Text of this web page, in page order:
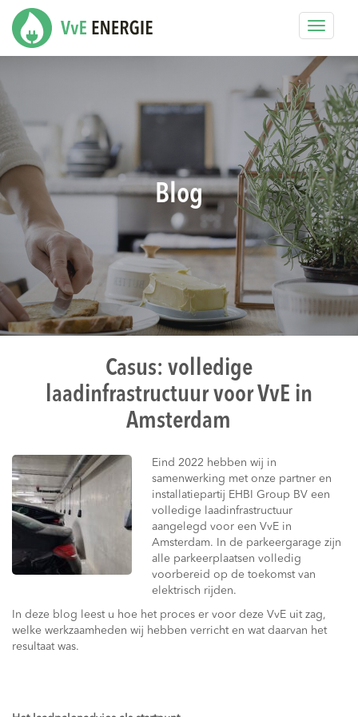
Toggle
Blog
Casus: volledige
laadinfrastructuur voor VvE in
Amsterdam
Eind 2022 hebben wij in
samenwerking met onze partner en
installatiepartij EHBI Group BV een
volledige laadinfrastructuur
aangelegd voor een VvE in
Amsterdam. In de parkeergarage zijn
alle parkeerplaatsen volledig
voorbereid op de toekomst van
elektrisch rijden.
In deze blog leest u hoe het proces er voor deze VvE uit zag,
welke werkzaamheden wij hebben verricht en wat daarvan het
resultaat was.